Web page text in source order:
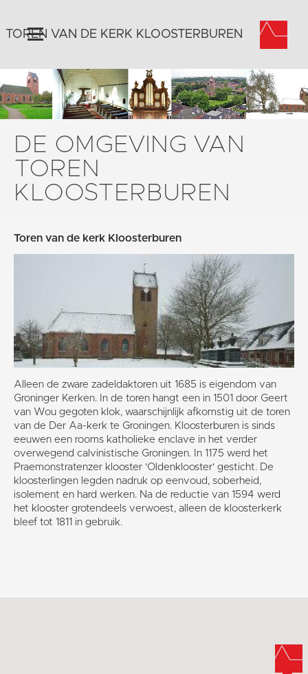
Home
Algemeen
Historie
Omgeving
Activiteiten
Steun ons
Vaktaal
TOREN VAN DE KERK KLOOSTERBUREN
DE OMGEVING VAN
TOREN
KLOOSTERBUREN
Toren van de kerk Kloosterburen
Alleen de zware zadeldaktoren uit 1685 is eigendom van
Groninger Kerken. In de toren hangt een in 1501 door Geert
van Wou gegoten klok, waarschijnlijk afkomstig uit de toren
van de Der Aa-kerk te Groningen. Kloosterburen is sinds
eeuwen een rooms katholieke enclave in het verder
overwegend calvinistische Groningen. In 1175 werd het
Praemonstratenzer klooster 'Oldenklooster' gesticht. De
kloosterlingen legden nadruk op eenvoud, soberheid,
isolement en hard werken. Na de reductie van 1594 werd
het klooster grotendeels verwoest, alleen de kloosterkerk
bleef tot 1811 in gebruik.